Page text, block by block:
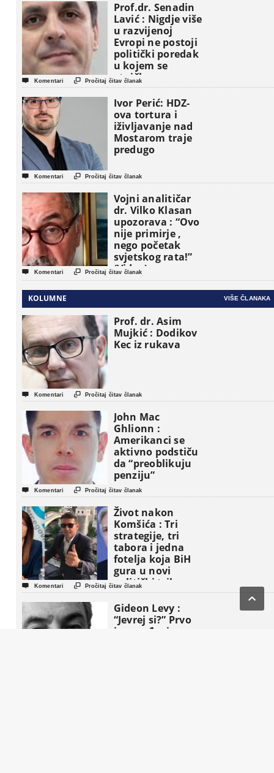
Prof.dr. Senadin
Lavić : Nigdje više
u razvijenoj
Evropi ne postoji
politički poredak
u kojem se
etničke grupe
pojavljuju kao
osnovne
političke jedinice
 Komentari  Pročitaj čitav članak
Ivor Perić: HDZ-
ova tortura i
iživljavanje nad
Mostarom traje
predugo
 Komentari  Pročitaj čitav članak
Vojni analitičar
dr. Vilko Klasan
upozorava : “Ovo
nije primirje ,
nego početak
svjetskog rata!”
(Video)
 Komentari  Pročitaj čitav članak
KOLUMNE VIŠE ČLANAKA
Prof. dr. Asim
Mujkić : Dodikov
Kec iz rukava
 Komentari  Pročitaj čitav članak
John Mac
Ghlionn :
Amerikanci se
aktivno podstiču
da “preoblikuju
penziju”
 Komentari  Pročitaj čitav članak
Život nakon
Komšića : Tri
strategije, tri
tabora i jedna
fotelja koja BiH
gura u novi
politički triler
 Komentari  Pročitaj čitav članak
Gideon Levy :
“Jevrej si?” Prvo
iznenađenje, a
